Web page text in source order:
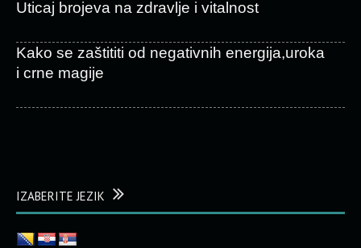
Uticaj brojeva na zdravlje i vitalnost
Kako se zaštititi od negativnih energija,uroka
i crne magije
IZABERITE JEZIK